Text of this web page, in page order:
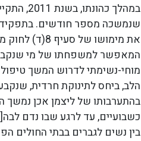
במהלך
שנמשכה מספר חודשים.
את מימושו של
המאפשר למשפחתו של מי
מוחי-נשימתי לדרוש המשך
הלב, ביחס לתינוקת חרדית,
בהתערבותו של ליצמן אכן נמשך